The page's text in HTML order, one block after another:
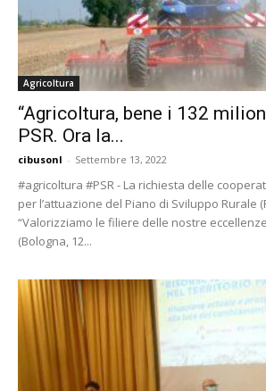
Agricoltura
“Agricoltura, bene i 132
PSR. Ora la...
cibusonl - Settembre 13, 2022
#agricoltura #PSR - La richiesta delle
per l’attuazione del Piano di Sviluppo Rurale
“Valorizziamo le filiere delle nostre
(Bologna, 12...